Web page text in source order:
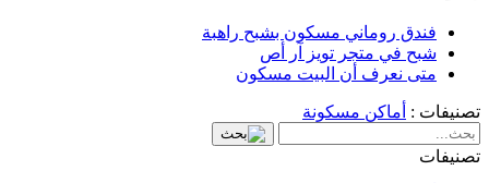
فندق روماني مسكون بشبح راهبة
شبح في متجر تويز آر أص
متى نعرف أن البيت مسكون
تصنيفات : أماكن مسكونة
تصنيفات